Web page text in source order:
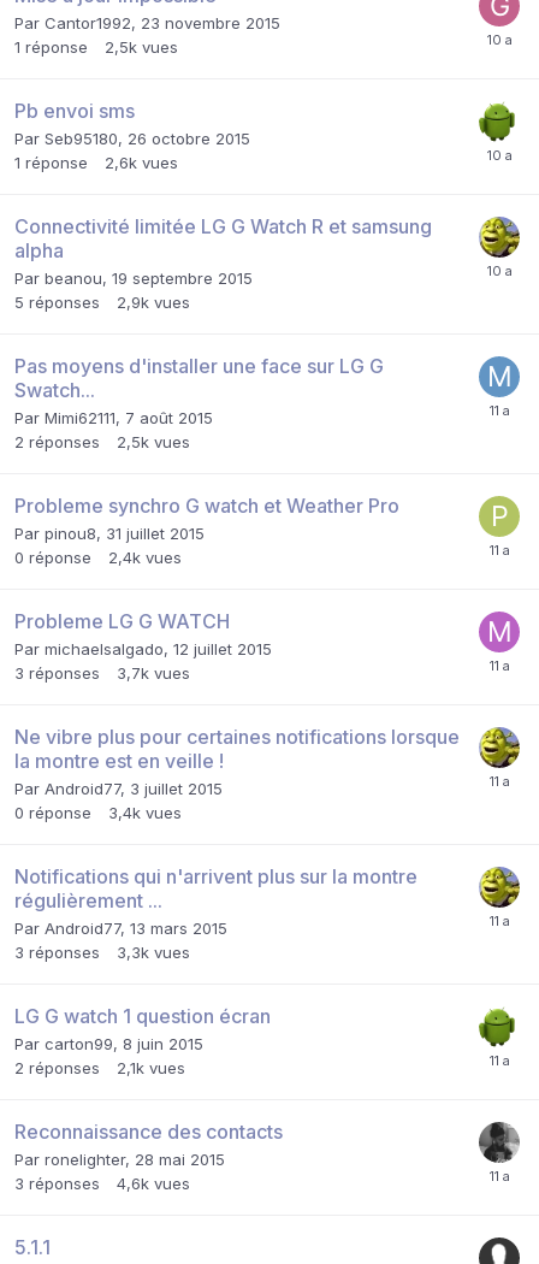
Par Cantor1992, 23 novembre 2015
1 réponse 2,5k vues
Pb envoi sms
Par Seb95180, 26 octobre 2015
1 réponse 2,6k vues
Connectivité limitée LG G Watch R et samsung
alpha
Par beanou, 19 septembre 2015
5 réponses 2,9k vues
Pas moyens d'installer une face sur LG G
Swatch...
Par Mimi62111, 7 août 2015
2 réponses 2,5k vues
Probleme synchro G watch et Weather Pro
Par pinou8, 31 juillet 2015
0 réponse 2,4k vues
Probleme LG G WATCH
Par michaelsalgado, 12 juillet 2015
3 réponses 3,7k vues
Ne vibre plus pour certaines notifications lorsque
la montre est en veille !
Par Android77, 3 juillet 2015
0 réponse 3,4k vues
Notifications qui n'arrivent plus sur la montre
régulièrement ...
Par Android77, 13 mars 2015
3 réponses 3,3k vues
LG G watch 1 question écran
Par carton99, 8 juin 2015
2 réponses 2,1k vues
Reconnaissance des contacts
Par ronelighter, 28 mai 2015
3 réponses 4,6k vues
5.1.1